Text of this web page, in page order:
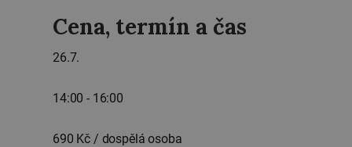
Cena, termín a čas
26.7.
14:00 - 16:00
690 Kč / dospělá osoba